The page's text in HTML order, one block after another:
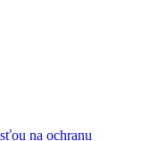
na ochranu